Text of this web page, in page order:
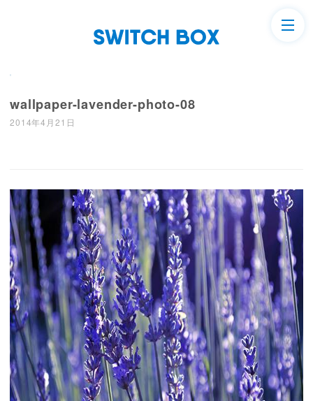
wallpaper-lavender-photo-08
2014年4月21日